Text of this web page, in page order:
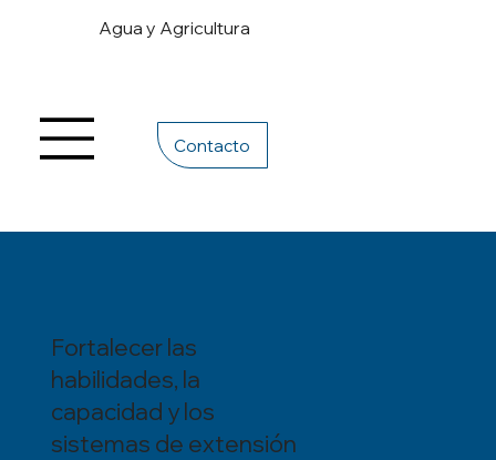
Agua y Agricultura
Contacto
Fortalecer las
habilidades, la
capacidad y los
sistemas de extensión